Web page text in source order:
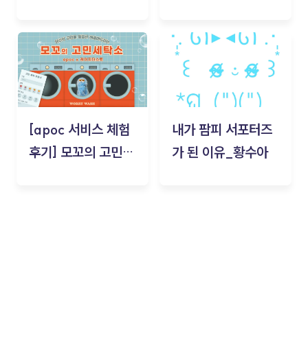
김태현
[apoc 서비스 체험
후기] 모꼬의 고민세
내가 팜피 서포터즈
가 된 이유_황수아